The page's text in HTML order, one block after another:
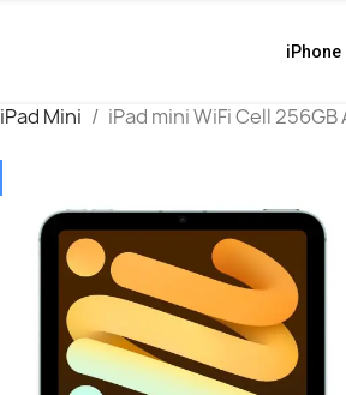
iPhone
iPad Mini iPad mini WiFi Cell 256GB